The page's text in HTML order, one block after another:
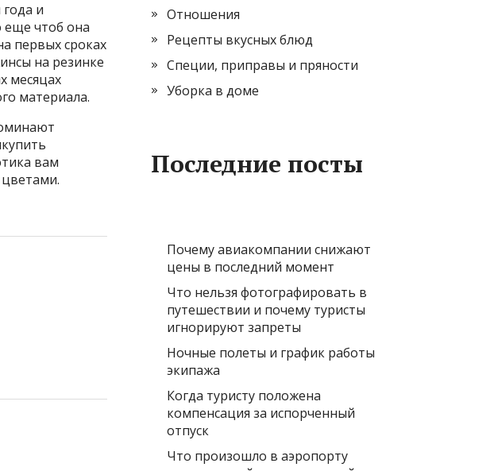
и
еще чтоб она
первых сроках
на резинке
месяцах
материала.
вам
Отношения
Рецепты вкусных блюд
Специи, приправы и пряности
Уборка в доме
Последние посты
Почему авиакомпании снижают
цены в последний момент
Что нельзя фотографировать в
путешествии и почему туристы
игнорируют запреты
Ночные полеты и график работы
экипажа
Когда туристу положена
компенсация за испорченный
отпуск
Что произошло в аэропорту